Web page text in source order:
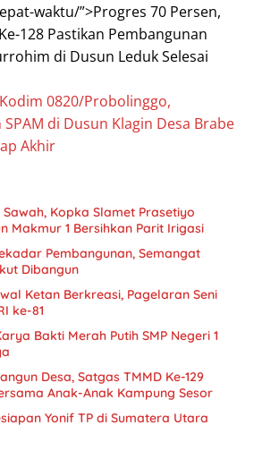
waktu/”>Progres 70 Persen,
128 Pastikan Pembangunan
di Dusun Leduk Selesai
0820/Probolinggo,
di Dusun Klagin Desa Brabe
Akhir
Kopka Slamet Prasetiyo
Makmur 1 Bersihkan Parit Irigasi
Pembangunan, Semangat
Dibangun
Ketan Berkreasi, Pagelaran Seni
ke-81
Bakti Merah Putih SMP Negeri 1
Desa, Satgas TMMD Ke-129
Anak-Anak Kampung Sesor
Yonif TP di Sumatera Utara